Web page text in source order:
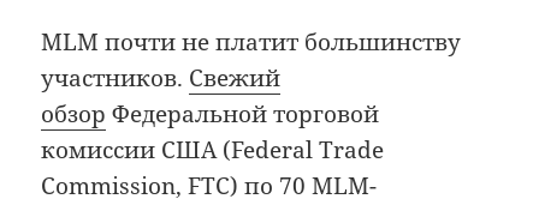
MLM почти не платит большинству
участников. Свежий
обзор Федеральной торговой
комиссии США (Federal Trade
Commission, FTC) по 70 MLM-